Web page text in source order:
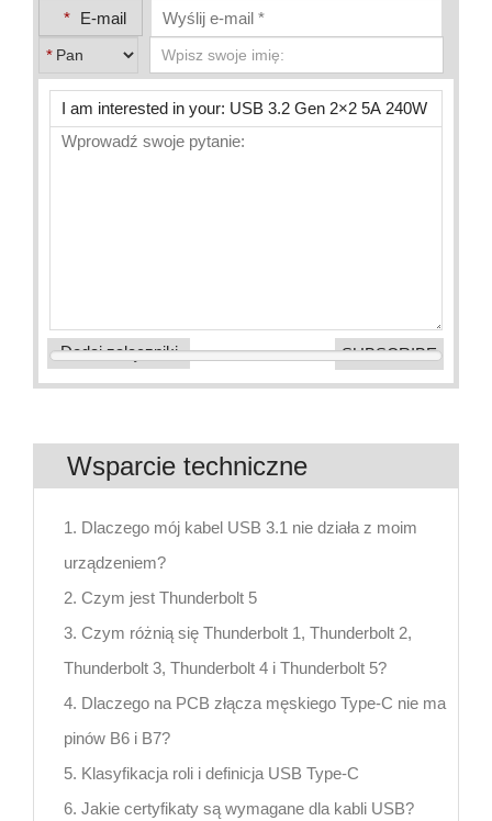
* E-mail
*
Dodaj załączniki
Wsparcie techniczne
1. Dlaczego mój kabel USB 3.1 nie działa z moim
urządzeniem?
2. Czym jest Thunderbolt 5
3. Czym różnią się Thunderbolt 1, Thunderbolt 2,
Thunderbolt 3, Thunderbolt 4 i Thunderbolt 5?
4. Dlaczego na PCB złącza męskiego Type-C nie ma
pinów B6 i B7?
5. Klasyfikacja roli i definicja USB Type-C
6. Jakie certyfikaty są wymagane dla kabli USB?